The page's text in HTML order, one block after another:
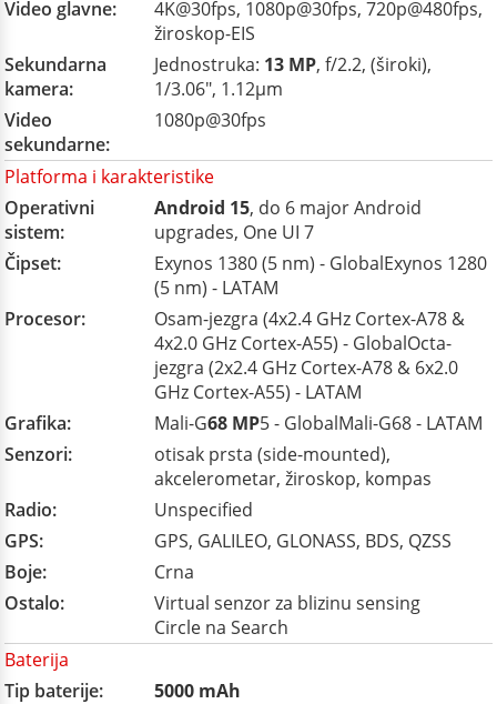
Video glavne:
4K@30fps, 1080p@30fps, 720p@480fps,
žiroskop-EIS
Sekundarna
kamera:
Jednostruka: 13 MP, f/2.2, (široki),
1/3.06", 1.12µm
Video
sekundarne:
1080p@30fps
Platforma i karakteristike
Operativni
sistem:
Android 15, do 6 major Android
upgrades, One UI 7
Čipset:
Exynos 1380 (5 nm) - GlobalExynos 1280
(5 nm) - LATAM
Procesor:
Osam-jezgra (4x2.4 GHz Cortex-A78 &
4x2.0 GHz Cortex-A55) - GlobalOcta-
jezgra (2x2.4 GHz Cortex-A78 & 6x2.0
GHz Cortex-A55) - LATAM
Grafika:
Mali-G68 MP5 - GlobalMali-G68 - LATAM
Senzori:
otisak prsta (side-mounted),
akcelerometar, žiroskop, kompas
Radio:
Unspecified
GPS:
GPS, GALILEO, GLONASS, BDS, QZSS
Boje:
Crna
Ostalo:
Virtual senzor za blizinu sensing
Circle na Search
Baterija
Tip baterije:
5000 mAh